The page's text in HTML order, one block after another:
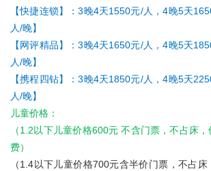
【快捷连锁】：3晚4天1550元/人，4晚5天
人/晚】
【网评精品】：3晚4天1650元/人，4晚5天
人/晚】
【携程四钻】：3晚4天1850元/人，4晚5天
人/晚】
儿童价格：
（1.2以下儿童价格600元 不含门票，不占床
费）
（1.4以下儿童价格700元含半价门票，不占